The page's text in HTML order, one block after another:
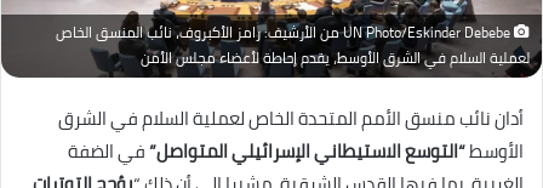
UN Photo/Eskinder Debebe من الأرشيف: رامز الأكبروف، نائب المنسق الخاص
لعملية السلام في الشرق الأوسط، يقدم إحاطة لأعضاء مجلس الأمن
أدان نائب منسق الأمم المتحدة الخاص لعملية السلام في الشرق
الأوسط“التوسع الاستيطاني الإسرائيلي المتواصل”في الضفة